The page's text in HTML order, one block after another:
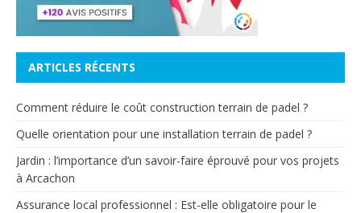
ARTICLES RÉCENTS
Comment réduire le coût construction terrain de padel ?
Quelle orientation pour une installation terrain de padel ?
Jardin : l’importance d’un savoir-faire éprouvé pour vos projets
à Arcachon
Assurance local professionnel : Est-elle obligatoire pour le